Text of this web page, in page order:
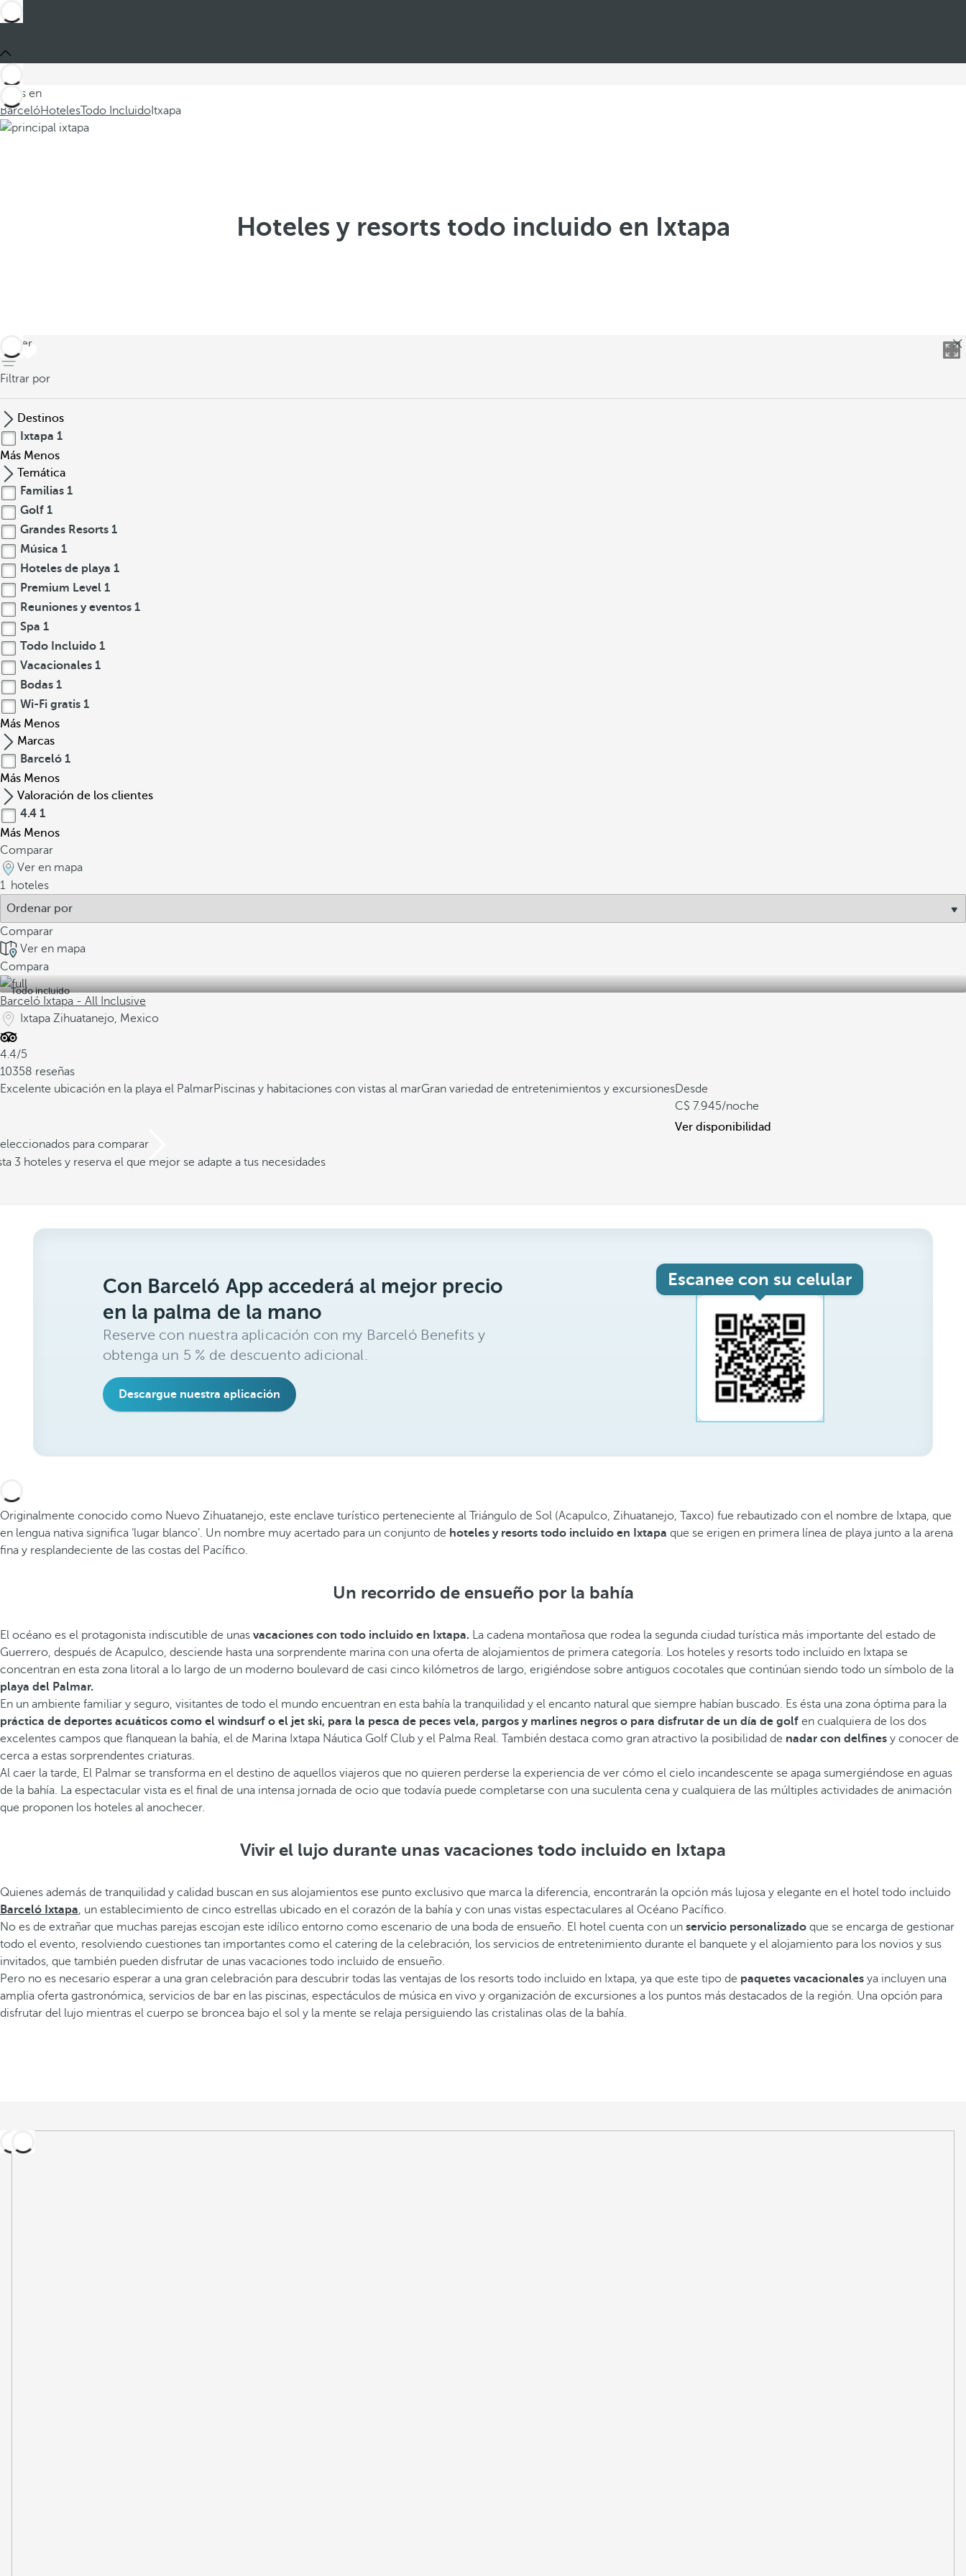
Estás en
BarcelóHotelesTodo Incluido Itxapa
Hoteles y resorts todo incluido en Ixtapa
volver
Filtrar por
Destinos
Ixtapa 1
Más Menos
Temática
Familias 1
Golf 1
Grandes Resorts 1
Música 1
Hoteles de playa 1
Premium Level 1
Reuniones y eventos 1
Spa 1
Todo Incluido 1
Vacacionales 1
Bodas 1
Wi-Fi gratis 1
Más Menos
Marcas
Barceló 1
Más Menos
Valoración de los clientes
4.4 1
Más Menos
Comparar
Ver en mapa
1 hoteles
Comparar
Ver en mapa
Compara
Todo incluido
Barceló Ixtapa - All Inclusive
Ixtapa Zihuatanejo, Mexico
4.4/5
10358 reseñas
Excelente ubicación en la playa el PalmarPiscinas y habitaciones con vistas al marGran variedad de entretenimientos y excursionesDesde
7.945/noche
Ver disponibilidad
para comparar
3 hoteles y reserva el que mejor se adapte a tus necesidades
Con Barceló App accederá al mejor precio
en la palma de la mano
Reserve con nuestra aplicación con my Barceló Benefits y
obtenga un 5 % de descuento adicional.
Descargue nuestra aplicación
Escanee con su celular
Originalmente conocido como Nuevo Zihuatanejo, este enclave turístico perteneciente al Triángulo de Sol (Acapulco, Zihuatanejo, Taxco) fue rebautizado con el nombre de Ixtapa, que
en lengua nativa significa ‘lugar blanco’. Un nombre muy acertado para un conjunto de hoteles y resorts todo incluido en Ixtapa que se erigen en primera línea de playa junto a la arena
fina y resplandeciente de las costas del Pacífico.
Un recorrido de ensueño por la bahía
El océano es el protagonista indiscutible de unas vacaciones con todo incluido en Ixtapa. La cadena montañosa que rodea la segunda ciudad turística más importante del estado de
Guerrero, después de Acapulco, desciende hasta una sorprendente marina con una oferta de alojamientos de primera categoría. Los hoteles y resorts todo incluido en Ixtapa se
concentran en esta zona litoral a lo largo de un moderno boulevard de casi cinco kilómetros de largo, erigiéndose sobre antiguos cocotales que continúan siendo todo un símbolo de la
playa del Palmar.
En un ambiente familiar y seguro, visitantes de todo el mundo encuentran en esta bahía la tranquilidad y el encanto natural que siempre habían buscado. Es ésta una zona óptima para la
práctica de deportes acuáticos como el windsurf o el jet ski, para la pesca de peces vela, pargos y marlines negros o para disfrutar de un día de golf en cualquiera de los dos
excelentes campos que flanquean la bahía, el de Marina Ixtapa Náutica Golf Club y el Palma Real. También destaca como gran atractivo la posibilidad de nadar con delfines y conocer de
cerca a estas sorprendentes criaturas.
Al caer la tarde, El Palmar se transforma en el destino de aquellos viajeros que no quieren perderse la experiencia de ver cómo el cielo incandescente se apaga sumergiéndose en aguas
de la bahía. La espectacular vista es el final de una intensa jornada de ocio que todavía puede completarse con una suculenta cena y cualquiera de las múltiples actividades de animación
que proponen los hoteles al anochecer.
Vivir el lujo durante unas vacaciones todo incluido en Ixtapa
Quienes además de tranquilidad y calidad buscan en sus alojamientos ese punto exclusivo que marca la diferencia, encontrarán la opción más lujosa y elegante en el hotel todo incluido
Barceló Ixtapa, un establecimiento de cinco estrellas ubicado en el corazón de la bahía y con unas vistas espectaculares al Océano Pacífico.
No es de extrañar que muchas parejas escojan este idílico entorno como escenario de una boda de ensueño. El hotel cuenta con un servicio personalizado que se encarga de gestionar
todo el evento, resolviendo cuestiones tan importantes como el catering de la celebración, los servicios de entretenimiento durante el banquete y el alojamiento para los novios y sus
invitados, que también pueden disfrutar de unas vacaciones todo incluido de ensueño.
Pero no es necesario esperar a una gran celebración para descubrir todas las ventajas de los resorts todo incluido en Ixtapa, ya que este tipo de paquetes vacacionales ya incluyen una
amplia oferta gastronómica, servicios de bar en las piscinas, espectáculos de música en vivo y organización de excursiones a los puntos más destacados de la región. Una opción para
disfrutar del lujo mientras el cuerpo se broncea bajo el sol y la mente se relaja persiguiendo las cristalinas olas de la bahía.